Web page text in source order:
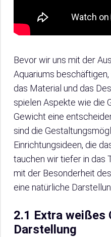
Bevor wir uns mit der
Aquariums
das Material und das
spielen Aspekte wie die
Gewicht eine
sind die
Einrichtungsideen, die
tauchen wir tiefer in das
mit der Besonderheit
eine natürliche
2.1 Extra weißes
Darstellung